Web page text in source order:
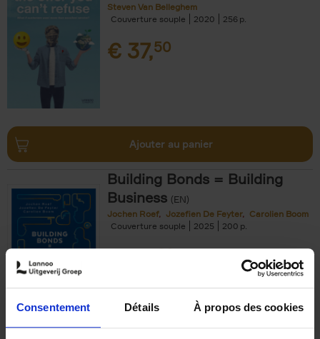
Consentement Détails À propos des cookies
Steven Van Belleghem
Couverture souple
2020 256
€ 37,50
Ajouter au panier
Building Bonds = Building
Business (EN)
Jochen Roef Jozefien De Feyter
Carolien Boom
Couverture souple
2025 200
€29,99